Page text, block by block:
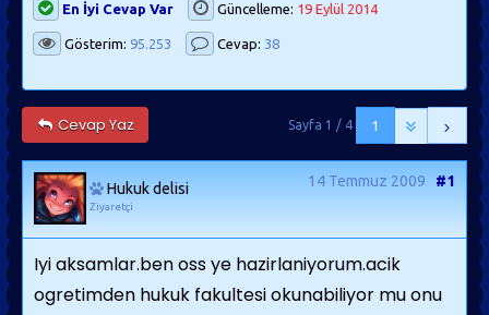
En İyi Cevap Var Güncelleme: 19 Eylül 2014
Gösterim: 95.253 Cevap: 38
Cevap Yaz 1
Sayfa 1 / 4
Hukuk delisi
Ziyaretçi
14 Temmuz 2009 #1
Iyi aksamlar.ben oss ye hazirlaniyorum.acik
ogretimden hukuk fakultesi okunabiliyor mu onu